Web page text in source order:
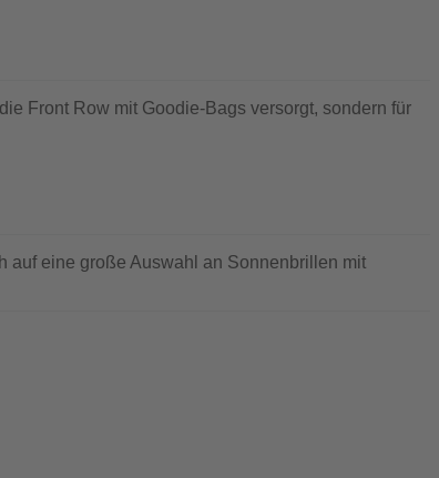
Front Row mit Goodie-Bags versorgt, sondern für
auf eine große Auswahl an Sonnenbrillen mit